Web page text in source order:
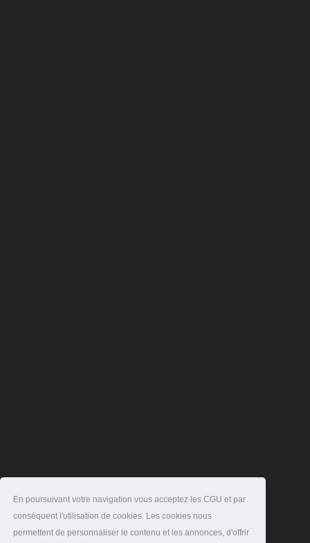
En poursuivant votre navigation vous acceptez les CGU et par
conséquent l'utilisation de cookies. Les cookies nous
permettent de personnaliser le contenu et les annonces, d'offrir